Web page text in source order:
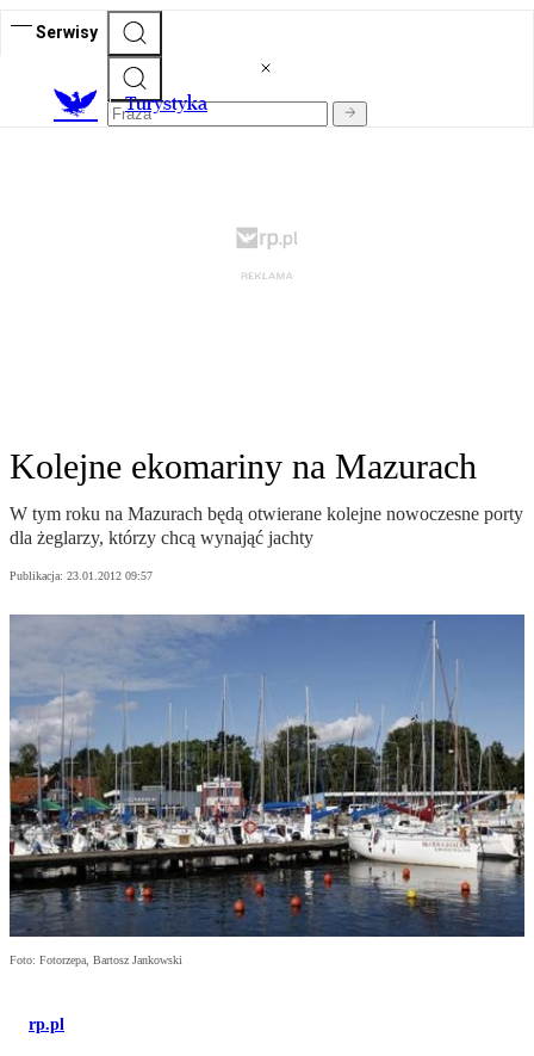
Serwisy
Turystyka
Kolejne ekomariny na Mazurach
W tym roku na Mazurach będą otwierane kolejne nowoczesne porty
dla żeglarzy, którzy chcą wynająć jachty
Publikacja: 23.01.2012 09:57
Foto: Fotorzepa, Bartosz Jankowski
rp.pl